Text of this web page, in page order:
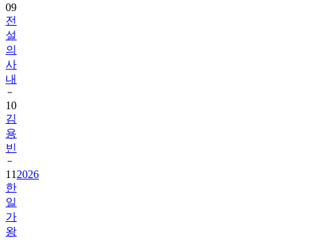
09
전
설
의
사
내
10
김
용
빈
11 2026
한
일
가
왕